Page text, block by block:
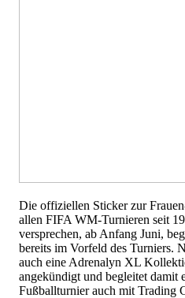
Die offiziellen Sticker zur
allen FIFA WM-Turnieren seit
versprechen, ab Anfang Juni,
bereits im Vorfeld des Turniers.
auch eine Adrenalyn XL
angekündigt und begleitet damit
Fußballturnier auch mit Trading